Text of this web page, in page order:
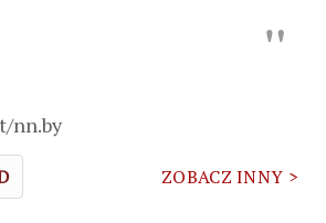
nn.by
ZOBACZ INNY >